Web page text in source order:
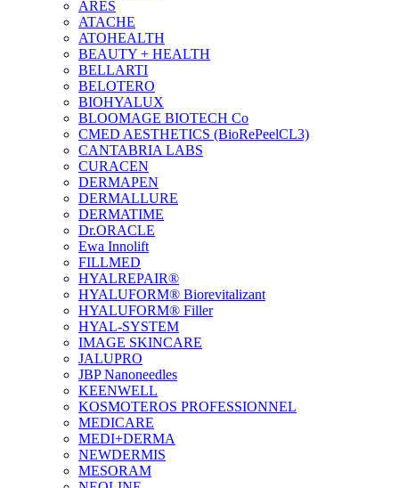
ARES
ATACHE
ATOHEALTH
BEAUTY + HEALTH
BELLARTI
BELOTERO
BIOHYALUX
BLOOMAGE BIOTECH Co
CMED AESTHETICS (BioRePeelCL3)
CANTABRIA LABS
CURACEN
DERMAPEN
DERMALLURE
DERMATIME
Dr.ORACLE
Ewa Innolift
FILLMED
НYALREPAIR®
HYALUFORM® Biorevitalizant
HYALUFORM® Filler
HYAL-SYSTEM
IMAGE SKINCARE
JALUPRO
JBP Nanoneedles
KEENWELL
KOSMOTEROS PROFESSIONNEL
MEDICARE
MEDI+DERMA
NEWDERMIS
MESORAM